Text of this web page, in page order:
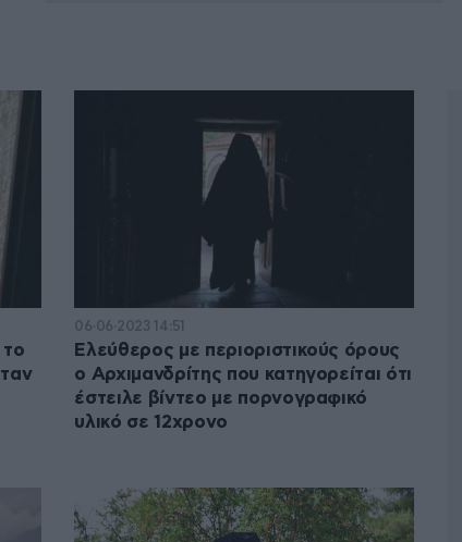
το
06·06·2023 14:51
Ελεύθερος με περιοριστικούς όρους
ο Αρχιμανδρίτης που κατηγορείται ότι
έστειλε βίντεο με πορνογραφικό
υλικό σε 12χρονο